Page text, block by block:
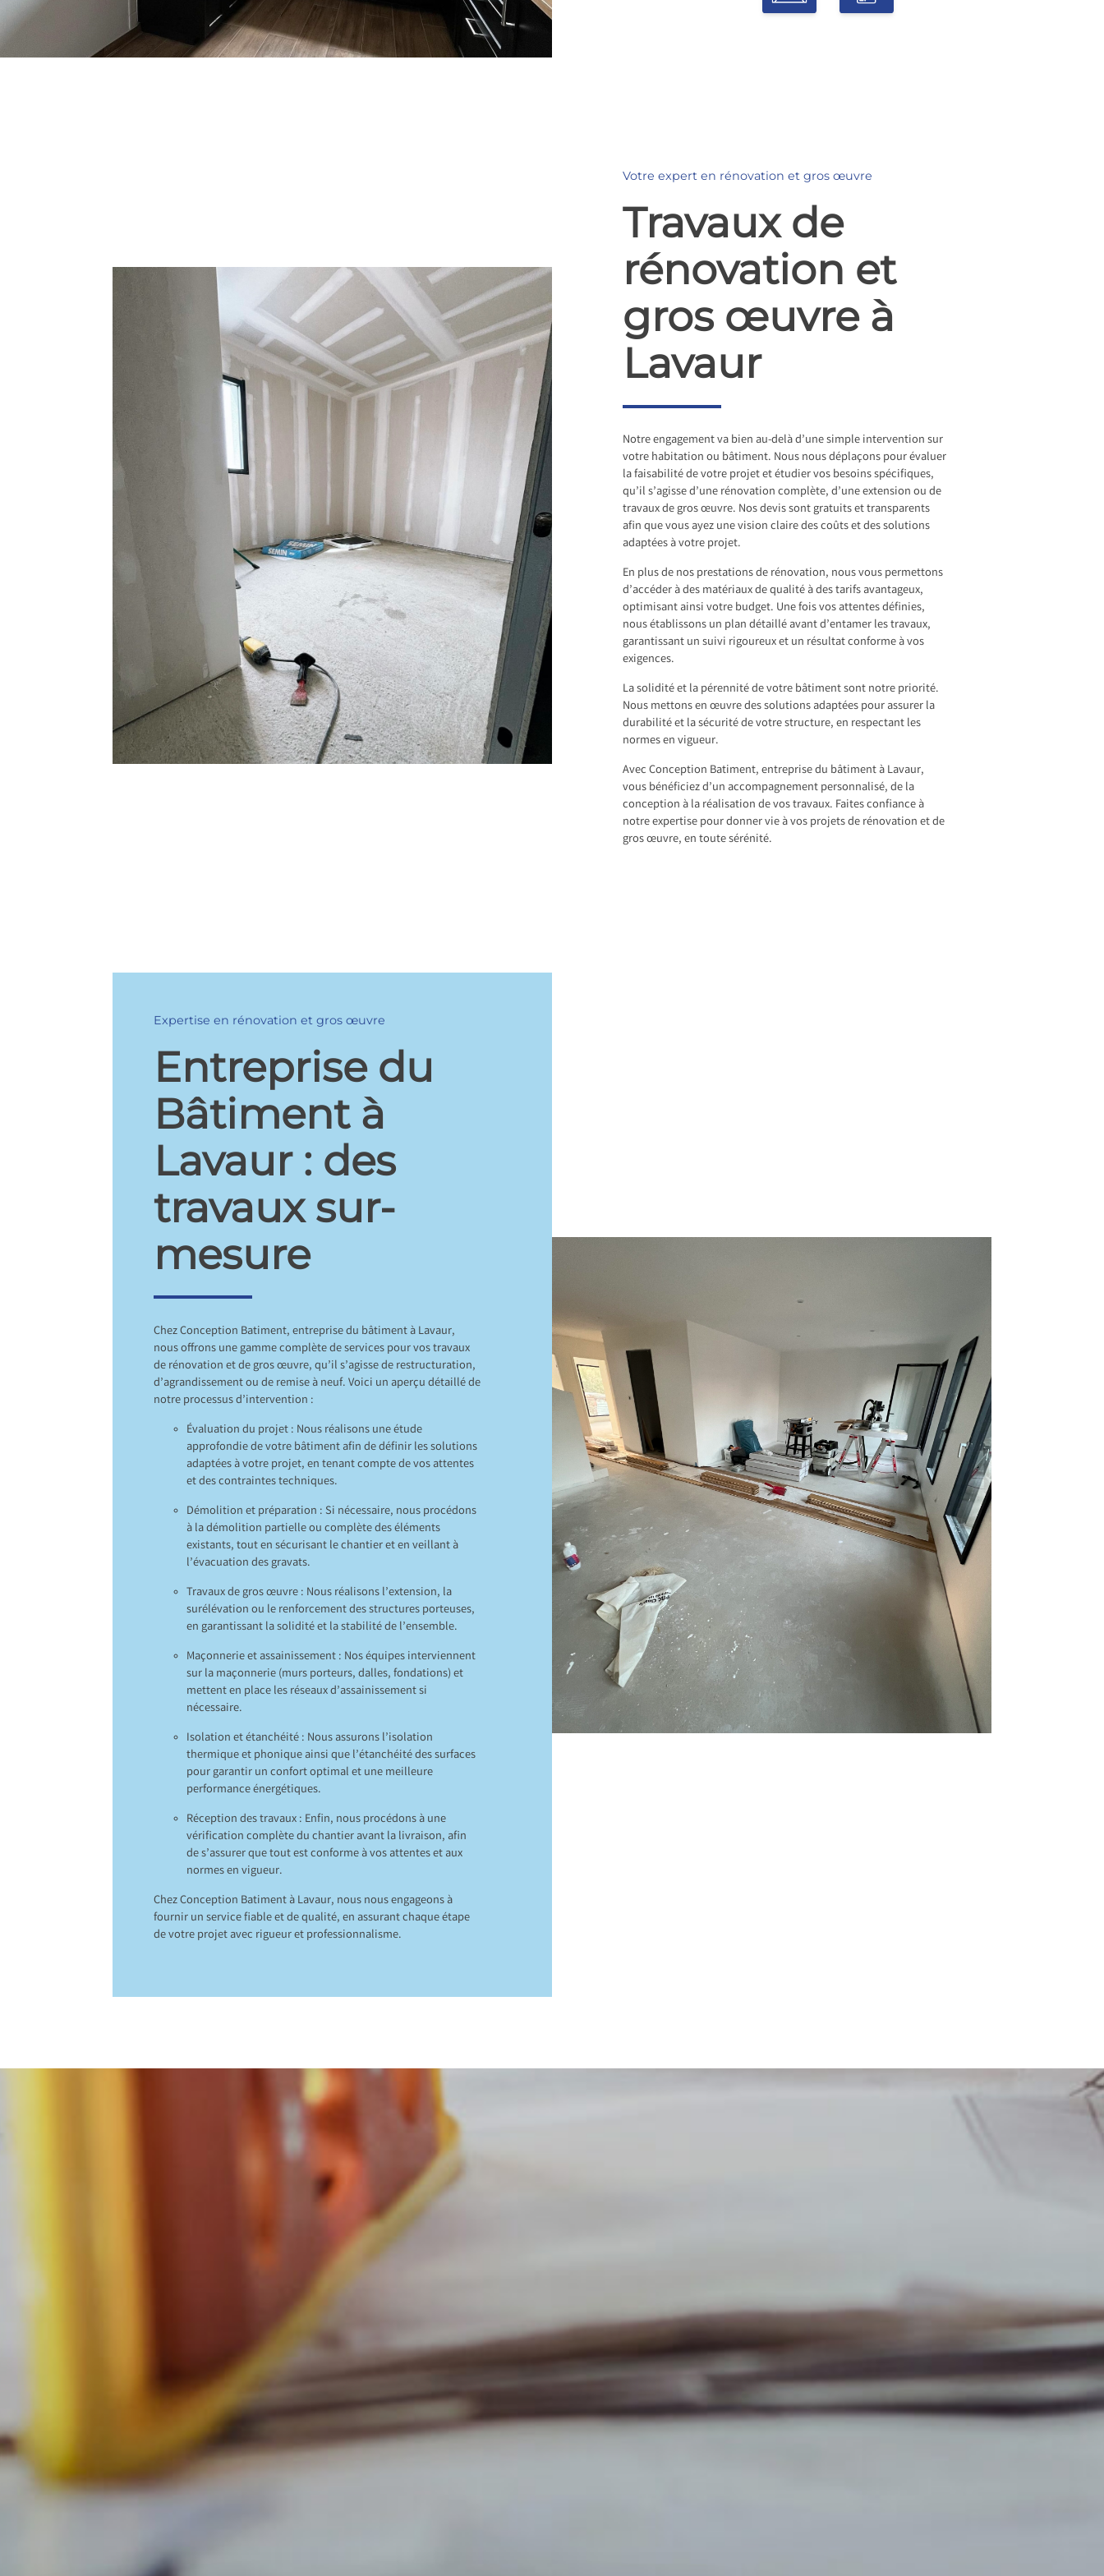
Votre expert en rénovation et gros œuvre
Travaux de
rénovation et
gros œuvre à
Lavaur
Notre engagement va bien au-delà d’une simple intervention sur
votre habitation ou bâtiment. Nous nous déplaçons pour évaluer
la faisabilité de votre projet et étudier vos besoins spécifiques,
qu’il s’agisse d’une rénovation complète, d’une extension ou de
travaux de gros œuvre. Nos devis sont gratuits et transparents
afin que vous ayez une vision claire des coûts et des solutions
adaptées à votre projet.
En plus de nos prestations de rénovation, nous vous permettons
d’accéder à des matériaux de qualité à des tarifs avantageux,
optimisant ainsi votre budget. Une fois vos attentes définies,
nous établissons un plan détaillé avant d’entamer les travaux,
garantissant un suivi rigoureux et un résultat conforme à vos
exigences.
La solidité et la pérennité de votre bâtiment sont notre priorité.
Nous mettons en œuvre des solutions adaptées pour assurer la
durabilité et la sécurité de votre structure, en respectant les
normes en vigueur.
Avec Conception Batiment, entreprise du bâtiment à Lavaur,
vous bénéficiez d’un accompagnement personnalisé, de la
conception à la réalisation de vos travaux. Faites confiance à
notre expertise pour donner vie à vos projets de rénovation et de
gros œuvre, en toute sérénité.
Expertise en rénovation et gros œuvre
Entreprise du
Bâtiment à
Lavaur : des
travaux sur-
mesure
Chez Conception Batiment, entreprise du bâtiment à Lavaur,
nous offrons une gamme complète de services pour vos travaux
de rénovation et de gros œuvre, qu’il s’agisse de restructuration,
d’agrandissement ou de remise à neuf. Voici un aperçu détaillé de
notre processus d’intervention :
Évaluation du projet : Nous réalisons une étude
approfondie de votre bâtiment afin de définir les solutions
adaptées à votre projet, en tenant compte de vos attentes
et des contraintes techniques.
Démolition et préparation : Si nécessaire, nous procédons
à la démolition partielle ou complète des éléments
existants, tout en sécurisant le chantier et en veillant à
l’évacuation des gravats.
Travaux de gros œuvre : Nous réalisons l’extension, la
surélévation ou le renforcement des structures porteuses,
en garantissant la solidité et la stabilité de l’ensemble.
Maçonnerie et assainissement : Nos équipes interviennent
sur la maçonnerie (murs porteurs, dalles, fondations) et
mettent en place les réseaux d’assainissement si
nécessaire.
Isolation et étanchéité : Nous assurons l’isolation
thermique et phonique ainsi que l’étanchéité des surfaces
pour garantir un confort optimal et une meilleure
performance énergétiques.
Réception des travaux : Enfin, nous procédons à une
vérification complète du chantier avant la livraison, afin
de s’assurer que tout est conforme à vos attentes et aux
normes en vigueur.
Chez Conception Batiment à Lavaur, nous nous engageons à
fournir un service fiable et de qualité, en assurant chaque étape
de votre projet avec rigueur et professionnalisme.